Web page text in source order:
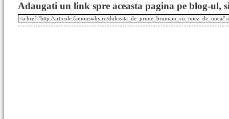
Adaugati un link spre aceasta pagina pe blog-ul,